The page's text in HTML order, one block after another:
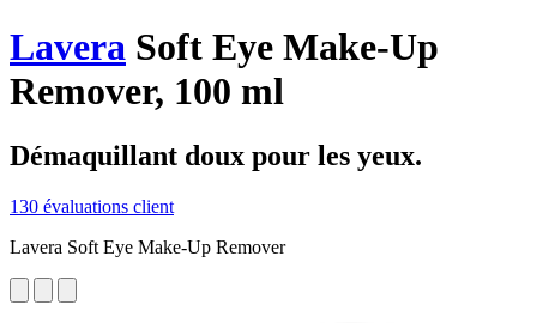
Lavera Soft Eye Make-Up
Remover, 100 ml
Démaquillant doux pour les yeux.
130 évaluations client
Lavera Soft Eye Make-Up Remover